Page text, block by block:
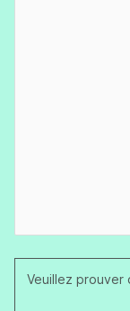
Veuillez prouver